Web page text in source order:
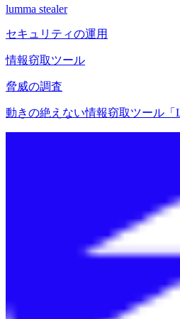
lumma stealer
セキュリティの運用
情報窃取ツール
脅威の調査
動きの絶えない情報窃取ツール「